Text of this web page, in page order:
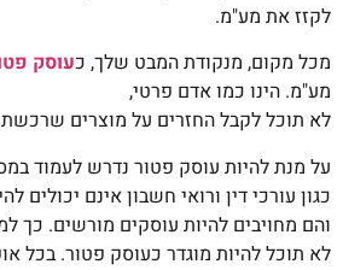
לקזז את מע"מ.
מכל מקום, מנקודת המבט שלך, כעוסק
מע"מ. הינו כמו אדם פרטי,
לא תוכל לקבל החזרים על מוצרים
על מנת להיות עוסק פטור נדרש לעמוד
כגון עורכי דין ורואי חשבון אינם יכולים
והם מחויבים להיות עוסקים מורשים. כך למשל גם
לא תוכל להיות מוגדר כעוסק פטור. בכל